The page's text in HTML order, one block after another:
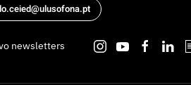
newsletters